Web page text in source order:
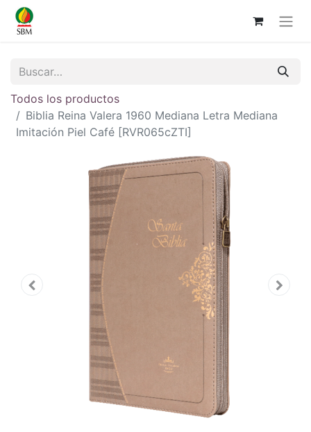
Todos los productos
Biblia Reina Valera 1960 Mediana Letra Mediana
Imitación Piel Café [RVR065cZTI]